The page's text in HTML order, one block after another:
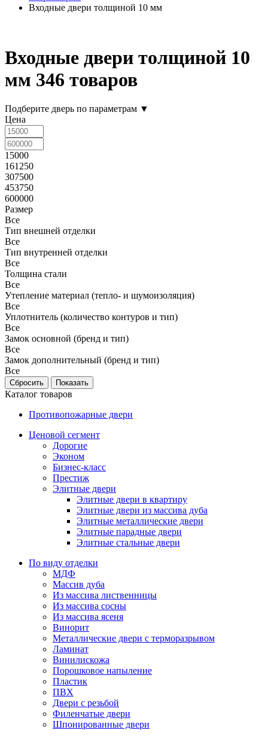
Входные двери толщиной 10 мм
Входные двери толщиной 10
мм 346 товаров
Подберите дверь по параметрам ▼
Цена
15000
161250
307500
453750
600000
Размер
Все
Тип внешней отделки
Все
Тип внутренней отделки
Все
Толщина стали
Все
Утепление материал (тепло- и шумоизоляция)
Все
Уплотнитель (количество контуров и тип)
Все
Замок основной (бренд и тип)
Все
Замок дополнительный (бренд и тип)
Все
Каталог товаров
Противопожарные двери
Ценовой сегмент
Дорогие
Эконом
Бизнес-класс
Престиж
Элитные двери
Элитные двери в квартиру
Элитные двери из массива дуба
Элитные металлические двери
Элитные парадные двери
Элитные стальные двери
По виду отделки
МДФ
Массив дуба
Из массива лиственницы
Из массива сосны
Из массива ясеня
Винорит
Металлические двери с терморазрывом
Ламинат
Винилискожа
Порошковое напыление
Пластик
ПВХ
Двери с резьбой
Филенчатые двери
Шпонированные двери